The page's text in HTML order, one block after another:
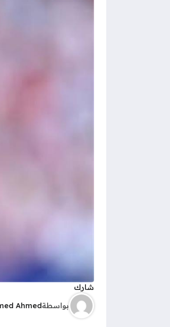
شارك
بواسطةAhmed